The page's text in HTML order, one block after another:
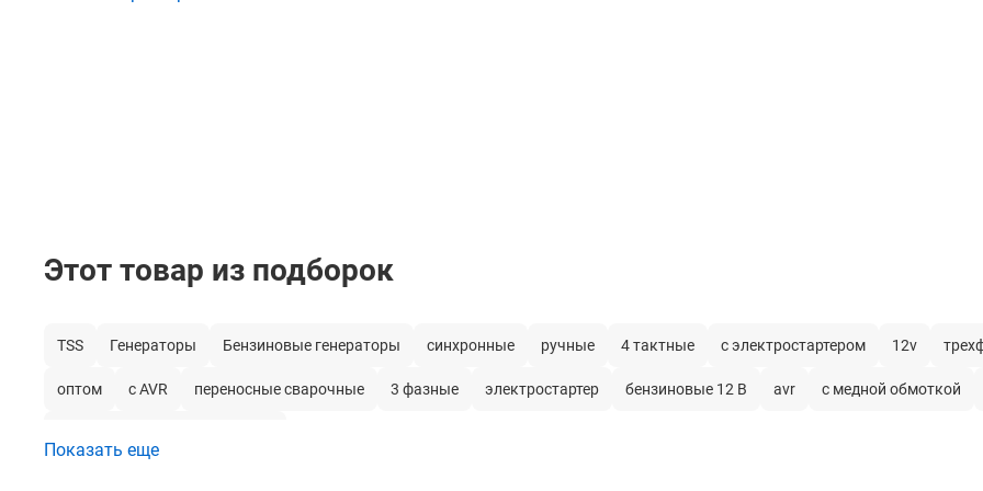
Система охлаждения
Мощность двигателя 30 л/с
Объем картера 2,3 л
Регулятор напряжения
Этот товар из подборок
TSS Генераторы Бензиновые генераторы синхронные ручные 4 тактные с электростартером 12v
оптом с AVR переносные сварочные 3 фазные электростартер бензиновые 12 В avr с медной обмоткой
Показать еще